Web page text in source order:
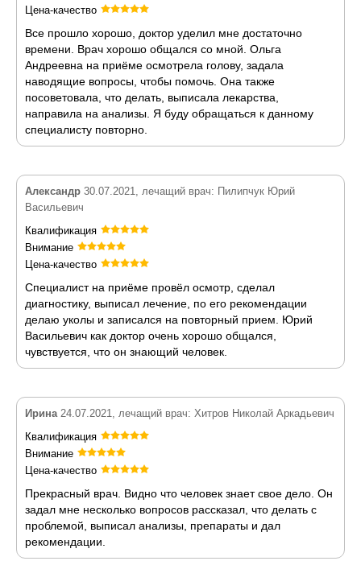
Цена-качество
Все прошло хорошо, доктор уделил мне достаточно
времени. Врач хорошо общался со мной. Ольга
Андреевна на приёме осмотрела голову, задала
наводящие вопросы, чтобы помочь. Она также
посоветовала, что делать, выписала лекарства,
направила на анализы. Я буду обращаться к данному
специалисту повторно.
Александр 30.07.2021, лечащий врач: Пилипчук Юрий
Васильевич
Квалификация
Внимание
Цена-качество
Специалист на приёме провёл осмотр, сделал
диагностику, выписал лечение, по его рекомендации
делаю уколы и записался на повторный прием. Юрий
Васильевич как доктор очень хорошо общался,
чувствуется, что он знающий человек.
Ирина24.07.2021, лечащий врач: Хитров Николай Аркадьевич
Квалификация
Внимание
Цена-качество
Прекрасный врач. Видно что человек знает свое дело. Он
задал мне несколько вопросов рассказал, что делать с
проблемой, выписал анализы, препараты и дал
рекомендации.